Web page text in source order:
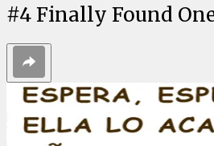
#4Finally Found